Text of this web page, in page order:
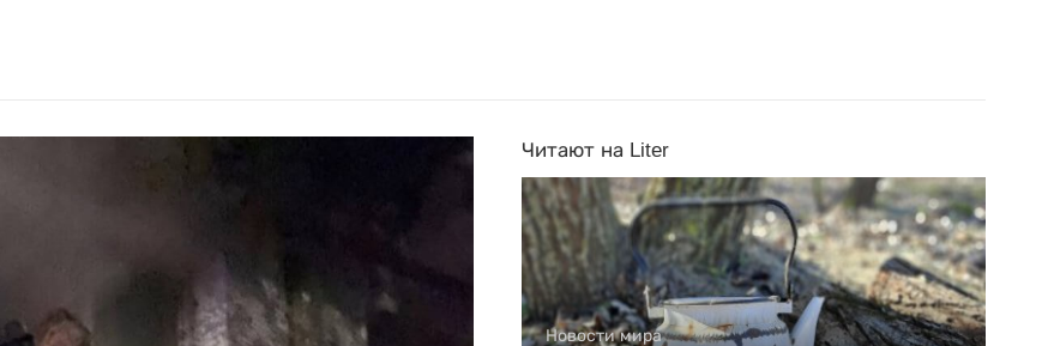
Читают на Liter
Новости мира